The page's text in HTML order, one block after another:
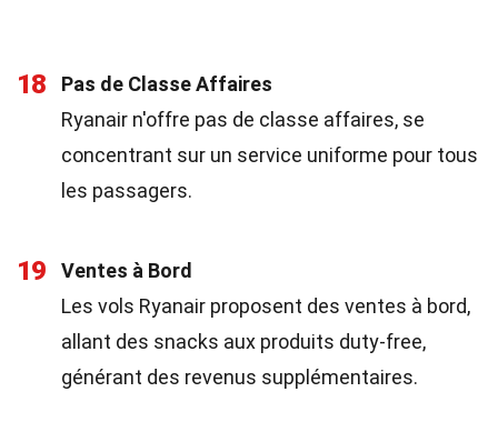
18
Pas de Classe Affaires
Ryanair n'offre pas de classe affaires, se
concentrant sur un service uniforme pour tous
les passagers.
19
Ventes à Bord
Les vols Ryanair proposent des ventes à bord,
allant des snacks aux produits duty-free,
générant des revenus supplémentaires.